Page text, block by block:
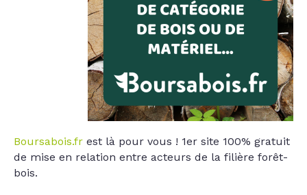
Boursabois.fr est là pour vous ! 1er site 100% gratuit
de mise en relation entre acteurs de la filière forêt-
bois.